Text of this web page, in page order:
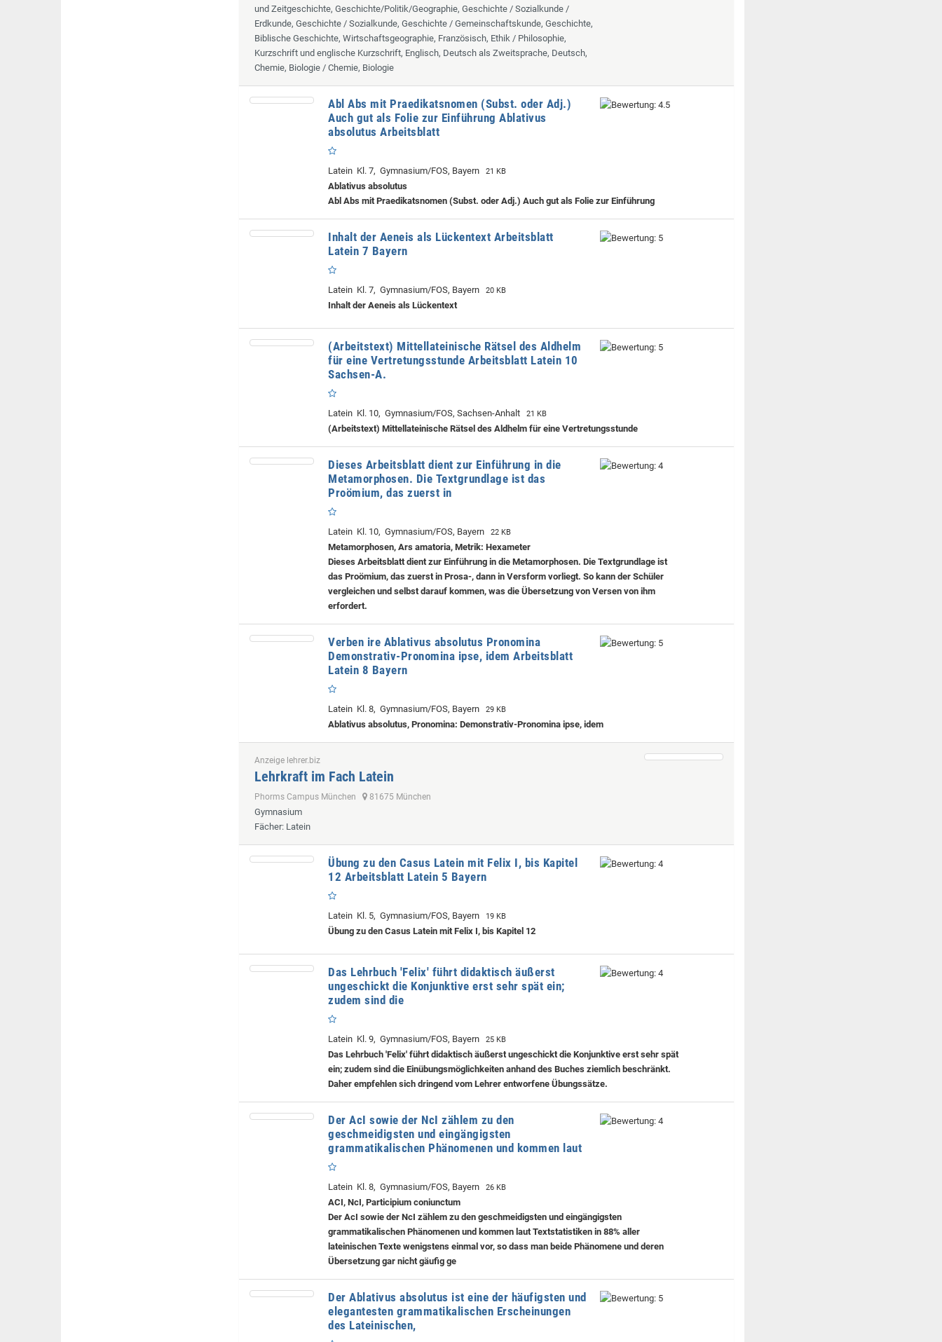
und Zeitgeschichte, Geschichte/Politik/Geographie, Geschichte / Sozialkunde /
Erdkunde, Geschichte / Sozialkunde, Geschichte / Gemeinschaftskunde, Geschichte,
Biblische Geschichte, Wirtschaftsgeographie, Französisch, Ethik / Philosophie,
Kurzschrift und englische Kurzschrift, Englisch, Deutsch als Zweitsprache, Deutsch,
Chemie, Biologie / Chemie, Biologie
Abl Abs mit Praedikatsnomen (Subst. oder Adj.)
Auch gut als Folie zur Einführung Ablativus
absolutus Arbeitsblatt
Latein Kl. 7, Gymnasium/FOS, Bayern 21 KB
Ablativus absolutus
Abl Abs mit Praedikatsnomen (Subst. oder Adj.) Auch gut als Folie zur Einführung
Inhalt der Aeneis als Lückentext Arbeitsblatt
Latein 7 Bayern
Latein Kl. 7, Gymnasium/FOS, Bayern 20 KB
Inhalt der Aeneis als Lückentext
(Arbeitstext) Mittellateinische Rätsel des Aldhelm
für eine Vertretungsstunde Arbeitsblatt Latein 10
Sachsen-A.
Latein Kl. 10, Gymnasium/FOS, Sachsen-Anhalt 21 KB
(Arbeitstext) Mittellateinische Rätsel des Aldhelm für eine Vertretungsstunde
Dieses Arbeitsblatt dient zur Einführung in die
Metamorphosen. Die Textgrundlage ist das
Proömium, das zuerst in
Latein Kl. 10, Gymnasium/FOS, Bayern 22 KB
Metamorphosen, Ars amatoria, Metrik: Hexameter
Dieses Arbeitsblatt dient zur Einführung in die Metamorphosen. Die Textgrundlage ist
das Proömium, das zuerst in Prosa-, dann in Versform vorliegt. So kann der Schüler
vergleichen und selbst darauf kommen, was die Übersetzung von Versen von ihm
erfordert.
Verben ire Ablativus absolutus Pronomina
Demonstrativ-Pronomina ipse, idem Arbeitsblatt
Latein 8 Bayern
Latein Kl. 8, Gymnasium/FOS, Bayern 29 KB
Ablativus absolutus, Pronomina: Demonstrativ-Pronomina ipse, idem
Anzeige lehrer.biz
Lehrkraft im Fach Latein
Phorms Campus München 81675 München
Gymnasium
Fächer: Latein
Übung zu den Casus Latein mit Felix I, bis Kapitel
12 Arbeitsblatt Latein 5 Bayern
Latein Kl. 5, Gymnasium/FOS, Bayern 19 KB
Übung zu den Casus Latein mit Felix I, bis Kapitel 12
Das Lehrbuch 'Felix' führt didaktisch äußerst
ungeschickt die Konjunktive erst sehr spät ein;
zudem sind die
Latein Kl. 9, Gymnasium/FOS, Bayern 25 KB
Das Lehrbuch 'Felix' führt didaktisch äußerst ungeschickt die Konjunktive erst sehr spät
ein; zudem sind die Einübungsmöglichkeiten anhand des Buches ziemlich beschränkt.
Daher empfehlen sich dringend vom Lehrer entworfene Übungssätze.
Der AcI sowie der NcI zählem zu den
geschmeidigsten und eingängigsten
grammatikalischen Phänomenen und kommen laut
Latein Kl. 8, Gymnasium/FOS, Bayern 26 KB
ACI, NcI, Participium coniunctum
Der AcI sowie der NcI zählem zu den geschmeidigsten und eingängigsten
grammatikalischen Phänomenen und kommen laut Textstatistiken in 88% aller
lateinischen Texte wenigstens einmal vor, so dass man beide Phänomene und deren
Übersetzung gar nicht gäufig ge
Der Ablativus absolutus ist eine der häufigsten und
elegantesten grammatikalischen Erscheinungen
des Lateinischen,